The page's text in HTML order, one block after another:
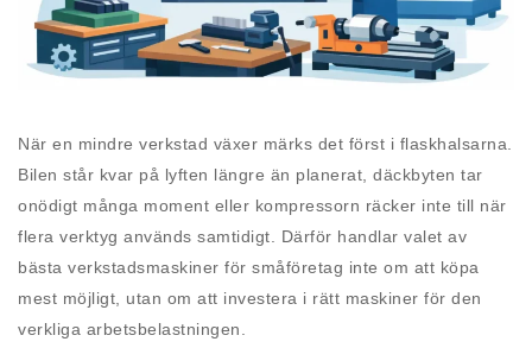
När en mindre verkstad växer märks det först i flaskhalsarna.
Bilen står kvar på lyften längre än planerat, däckbyten tar
onödigt många moment eller kompressorn räcker inte till när
flera verktyg används samtidigt. Därför handlar valet av
bästa verkstadsmaskiner för småföretag inte om att köpa
mest möjligt, utan om att investera i rätt maskiner för den
verkliga arbetsbelastningen.